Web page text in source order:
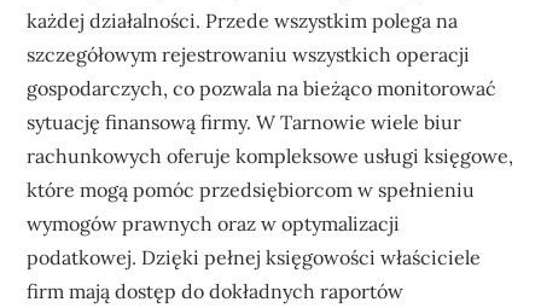
każdej działalności. Przede wszystkim polega na
szczegółowym rejestrowaniu wszystkich operacji
gospodarczych, co pozwala na bieżąco monitorować
sytuację finansową firmy. W Tarnowie wiele biur
rachunkowych oferuje kompleksowe usługi księgowe,
które mogą pomóc przedsiębiorcom w spełnieniu
wymogów prawnych oraz w optymalizacji
podatkowej. Dzięki pełnej księgowości właściciele
firm mają dostęp do dokładnych raportów